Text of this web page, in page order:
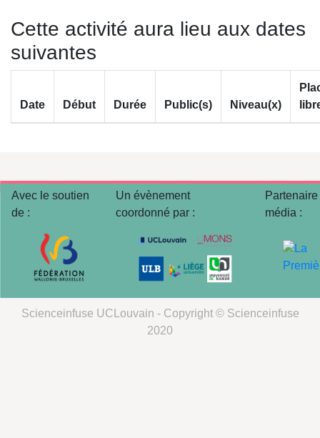
Cette activité aura lieu aux dates
suivantes
Date Début Durée Public(s) Niveau(x)
Avec le soutien
de :
Un évènement
coordonné par :
Partenaire
média :
Scienceinfuse UCLouvain - Copyright © Scienceinfuse
2020